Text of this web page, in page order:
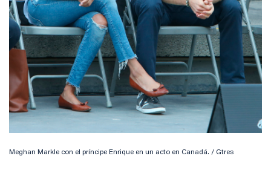
Meghan Markle con el príncipe Enrique en un acto en Canadá. / Gtres